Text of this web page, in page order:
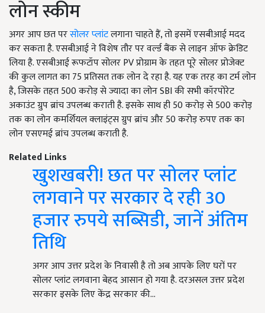
लोन स्कीम
अगर आप छत परसोलर प्‍लांटलगाना चाहते हैं, तो इसमें एसबीआई मदद
कर सकता है. एसबीआई ने विशेष तौर पर वर्ल्‍ड बैंक से लाइन ऑफ क्रेडिट
लिया है. एसबीआई रूफटॉप सोलर PV प्रोग्राम के तहत पूरे सोलर प्रोजेक्‍ट
की कुल लागत का 75 प्रतिसत तक लोन दे रहा है. यह एक तरह का टर्म लोन
है, जिसके तहत 500 करोड़ से ज्यादा का लोन SBI की सभी कॉरपोरेट
अकाउंट ग्रुप ब्रांच उपलब्ध कराती है. इसके साथ ही 50 करोड़ से 500 करोड़
तक का लोन कमर्शियल क्लाइंट्स ग्रुप ब्रांच और 50 करोड़ रुपए तक का
लोन एसएमई ब्रांच उपलब्ध कराती है.
Related Links
खुशखबरी! छत पर सोलर प्लांट
लगवाने पर सरकार दे रही 30
हजार रुपये सब्सिडी, जानें अंतिम
तिथि
अगर आप उत्तर प्रदेश के निवासी है तो अब आपके लिए घरों पर
सोलर प्लांट लगवाना बेहद आसान हो गया है. दरअसल उत्तर प्रदेश
सरकार इसके लिए केंद्र सरकार की…